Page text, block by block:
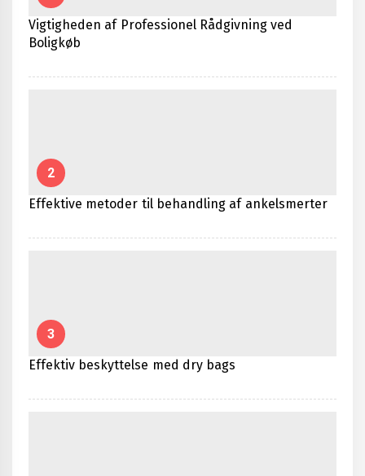
Vigtigheden af Professionel Rådgivning ved
Boligkøb
2
Effektive metoder til behandling af ankelsmerter
3
Effektiv beskyttelse med dry bags